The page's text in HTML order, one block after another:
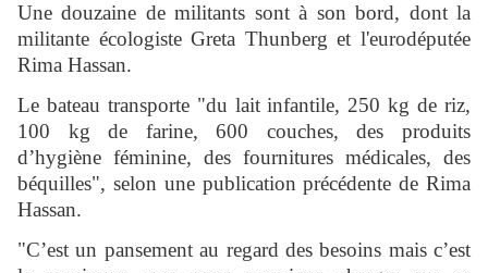
Une douzaine de militants sont à son bord, dont la
militante écologiste Greta Thunberg et l'eurodéputée
Rima Hassan.
Le bateau transporte "du lait infantile, 250 kg de riz,
100 kg de farine, 600 couches, des produits
d’hygiène féminine, des fournitures médicales, des
béquilles", selon une publication précédente de Rima
Hassan.
"C’est un pansement au regard des besoins mais c’est